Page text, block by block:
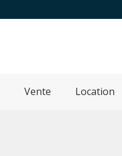
Vente Location